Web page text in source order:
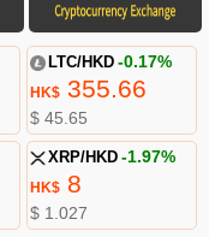
LTC/HKD -0.17%
HK$355.66
$ 45.65
XRP/HKD -1.97%
HK$8
$ 1.027